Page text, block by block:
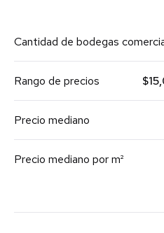
Cantidad de bodegas
Rango de precios
Precio mediano
Precio mediano por m²